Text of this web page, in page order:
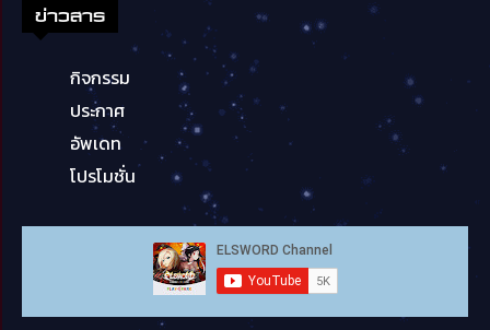
ข่าวสาร
กิจกรรม
ประกาศ
อัพเดท
โปรโมชั่น